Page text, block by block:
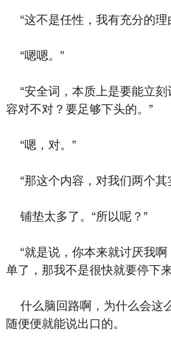
“这不是任性，我有充分的理
“嗯嗯。”
“安全词，本质上是要能立刻
容对不对？要足够下头的。”
“嗯，对。”
“那这个内容，对我们两个其
铺垫太多了。“所以呢？”
“就是说，你本来就讨厌我啊
单了，那我不是很快就要停下
什么脑回路啊，为什么会这
随便便就能说出口的。